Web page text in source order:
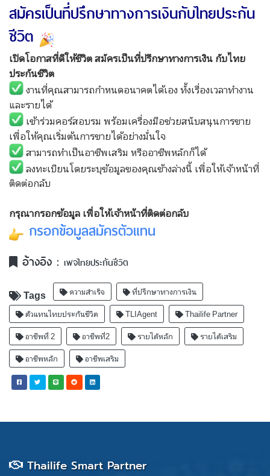
สมัครเป็นที่ปรึกษาทางการเงินกับไทยประกัน
ชีวิต
เปิดโอกาสที่ดีให้ชีวิต สมัครเป็นที่ปรึกษาทางการเงิน กับไทย
ประกันชีวิต
งานที่คุณสามารถกำหนดอนาคตได้เอง ทั้งเรื่องเวลาทำงาน
และรายได้
เข้าร่วมคอร์สอบรม พร้อมเครื่องมือช่วยสนับสนุนการขาย
เพื่อให้คุณเริ่มต้นการขายได้อย่างมั่นใจ
สามารถทำเป็นอาชีพเสริม หรืออาชีพหลักก็ได้
ลงทะเบียนโดยระบุข้อมูลของคุณข้างล่างนี้ เพื่อให้เจ้าหน้าที่
ติดต่อกลับ
กรุณากรอกข้อมูล เพื่อให้เจ้าหน้าที่ติดต่อกลับ
กรอกข้อมูลสมัครตัวแทน
อ้างอิง :เพจไทยประกันชีวิต
Tags ความสำเร็จ ที่ปรึกษาทางการเงิน
ตัวแทนไทยประกันชีวิต TLIAgent Thailife Partner
อาชีพที่ 2 อาชีพที่2 รายได้หลัก รายได้เสริม
อาชีพหลัก อาชีพเสริม
Thailife Smart Partner